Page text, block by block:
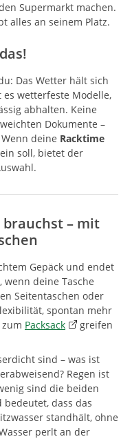
Supermarkt machen.
alles an seinem Platz.
Das Wetter hält sich
wetterfeste Modelle,
abhalten. Keine
Dokumente –
deine Racktime
soll, bietet der
– mit
Gepäck und endet
deine Tasche
Seitentaschen oder
spontan mehr
Packsack
greifen
sind – was ist
Regen ist
sind die beiden
bedeutet, dass das
standhält, ohne
perlt an der